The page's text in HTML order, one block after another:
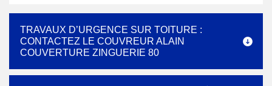
TRAVAUX D’URGENCE SUR TOITURE :
CONTACTEZ LE COUVREUR ALAIN
COUVERTURE ZINGUERIE 80